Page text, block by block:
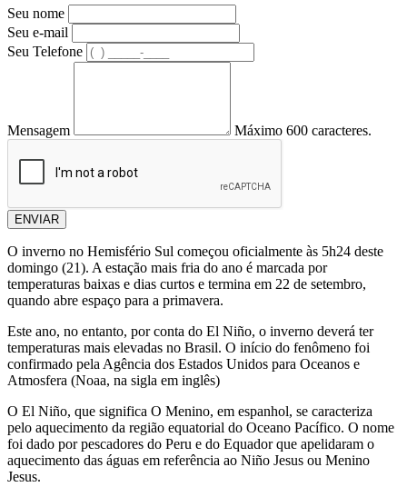
Seu nome
Seu e-mail
Seu Telefone
Mensagem Máximo 600 caracteres.
ENVIAR
O inverno no Hemisfério Sul começou oficialmente às 5h24 deste
domingo (21). A estação mais fria do ano é marcada por
temperaturas baixas e dias curtos e termina em 22 de setembro,
quando abre espaço para a primavera.
Este ano, no entanto, por conta do El Niño, o inverno deverá ter
temperaturas mais elevadas no Brasil. O início do fenômeno foi
confirmado pela Agência dos Estados Unidos para Oceanos e
Atmosfera (Noaa, na sigla em inglês)
O El Niño, que significa O Menino, em espanhol, se caracteriza
pelo aquecimento da região equatorial do Oceano Pacífico. O nome
foi dado por pescadores do Peru e do Equador que apelidaram o
aquecimento das águas em referência ao Niño Jesus ou Menino
Jesus.